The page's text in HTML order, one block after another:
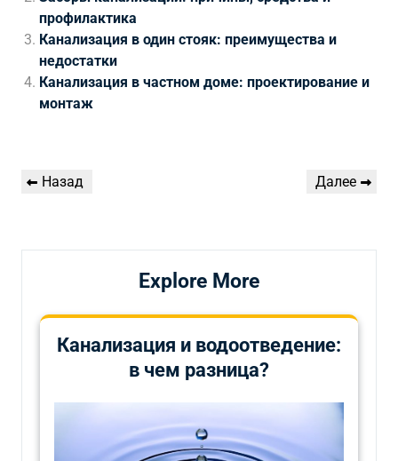
профилактика
Канализация в один стояк: преимущества и
недостатки
Канализация в частном доме: проектирование и
монтаж
Навигация
Предыдущая
Назад
Следующая
Далее
Explore More
Канализация и водоотведение:
в чем разница?